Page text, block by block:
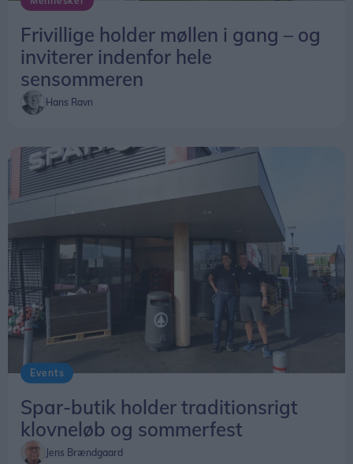
Frivillige holder møllen i gang – og
inviterer indenfor hele
sensommeren
Hans Ravn
Events
Spar-butik holder traditionsrigt
klovneløb og sommerfest
Jens Brændgaard